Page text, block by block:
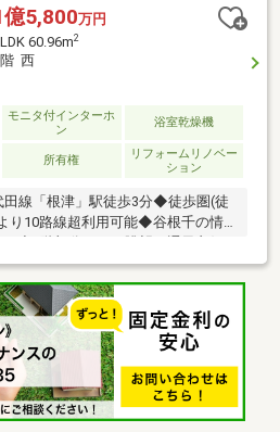
コカラット新規（玄関一部）◇給
水管交換（専有部側）・毎日の暮ら
る千代田線「根津」駅まで徒歩３分
ペットと一緒に暮らせる「ペット
ンです。（※２匹迄、他細則
複層ガラスを採用。断熱性・遮音性
、外気温の影響を受けにくく、室内
ます。
億5,800万円
60.96m2
西
モニタ付インターホ
ン
浴室乾燥機
所有権
リフォームリノベー
ション
線「根津」駅徒歩3分◆徒歩圏(徒
り10路線超利用可能◆谷根千の情
・制震柱工法・バリアフリー設
細則有)・ゲストルーム有り・ホテ
計・ワインセラー付プライベート
ベーション工事内容（令和8年7月
テムキッチン交換(ビルトイン食洗
水栓、ディスポーザー)・ユニットバ
、追い焚き機能付き)・洗面化粧台
フローリング全面貼替・ハウスク